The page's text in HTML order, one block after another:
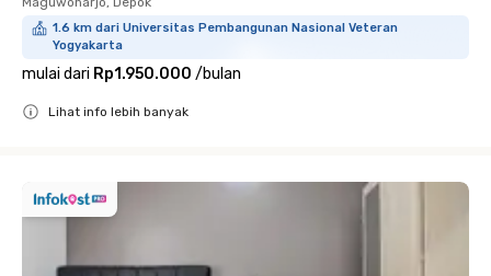
1.6 km dari Universitas Pembangunan Nasional Veteran
Yogyakarta
mulai dari Rp1.950.000 /bulan
Lihat info lebih banyak